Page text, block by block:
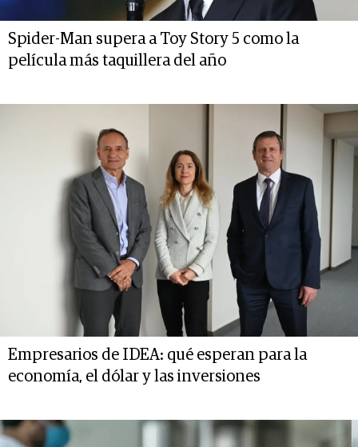
Spider-Man supera a Toy Story 5 como la
película más taquillera del año
Empresarios de IDEA: qué esperan para la
economía, el dólar y las inversiones